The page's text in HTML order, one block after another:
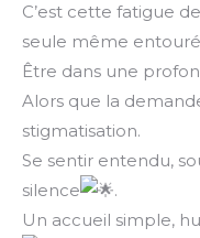
C’est cette fatigue
seule même
Être dans une
Alors que la
stigmatisation.
Se sentir entendu,
silence
.
Un accueil simple,